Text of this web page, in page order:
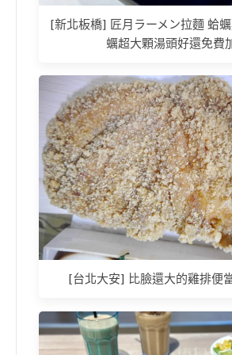
[新北板橋] 匠月ラーメン拉麵 蛤
蠣超大顆湯頭好還免費
[台北大安] 比臉還大的雞排便